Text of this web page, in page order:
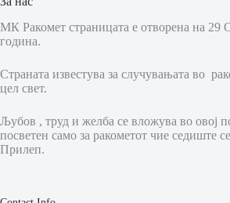
МК Ракомет страницата е отворена на 29
година.
Страната известува за случувањата во
цел свет.
Љубов , труд и желба се вложува во овој
посветен само за ракометот чие седиште
Прилеп.